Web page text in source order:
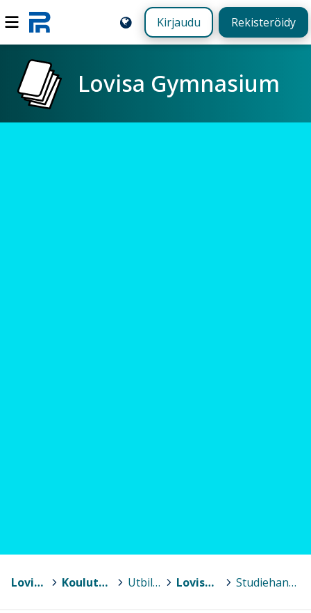
Kirjaudu Rekisteröidy
Lovisa Gymnasium
Loviisa - Lovisa > Koulutus / Utbildning > Utbildning [SV] > Lovisa Gymnasium > Studiehandledning